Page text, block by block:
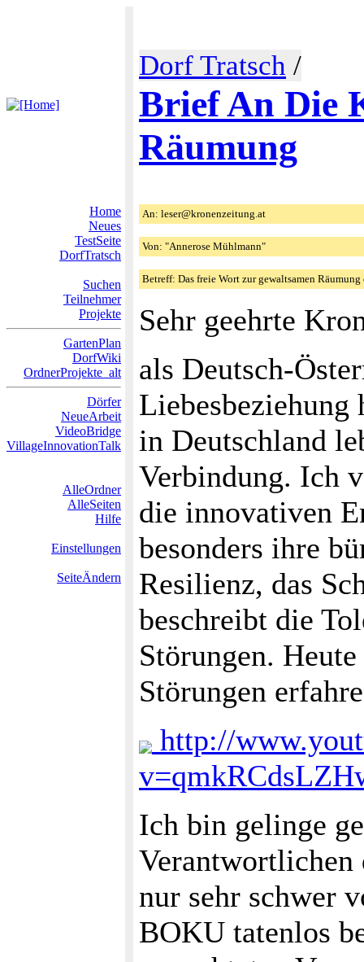
Dorf Tratsch /
Brief An Die
Räumung
Home
Neues
TestSeite
DorfTratsch
Suchen
Teilnehmer
Projekte
GartenPlan
DorfWiki
OrdnerProjekte_alt
Dörfer
NeueArbeit
VideoBridge
VillageInnovationTalk
AlleOrdner
AlleSeiten
Hilfe
Einstellungen
SeiteÄndern
An: leser@kronenzeitung.at
Von: "Annerose Mühlmann"
Betreff: Das freie Wort zur gewaltsamen
Sehr geehrte
als Deutsch-
Liebesbeziehung
in Deutschland
Verbindung. Ich
die innovativen
besonders ihre
Resilienz, das
beschreibt die
Störungen.
Störungen
http://
Ich bin gelinge
Verantwortlichen
nur sehr schwer
BOKU tatenlos